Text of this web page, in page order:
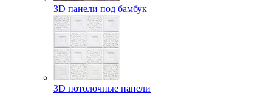
3D панели под бамбук
3D потолочные панели